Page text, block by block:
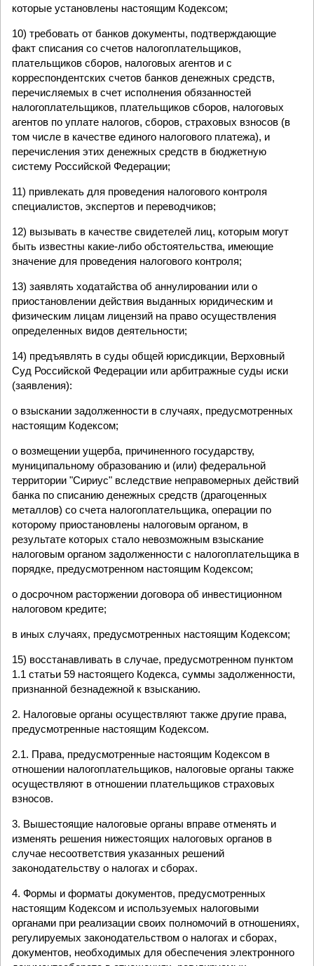
которые установлены настоящим Кодексом;
10) требовать от банков документы, подтверждающие
факт списания со счетов налогоплательщиков,
плательщиков сборов, налоговых агентов и с
корреспондентских счетов банков денежных средств,
перечисляемых в счет исполнения обязанностей
налогоплательщиков, плательщиков сборов, налоговых
агентов по уплате налогов, сборов, страховых взносов (в
том числе в качестве единого налогового платежа), и
перечисления этих денежных средств в бюджетную
систему Российской Федерации;
11) привлекать для проведения налогового контроля
специалистов, экспертов и переводчиков;
12) вызывать в качестве свидетелей лиц, которым могут
быть известны какие-либо обстоятельства, имеющие
значение для проведения налогового контроля;
13) заявлять ходатайства об аннулировании или о
приостановлении действия выданных юридическим и
физическим лицам лицензий на право осуществления
определенных видов деятельности;
14) предъявлять в суды общей юрисдикции, Верховный
Суд Российской Федерации или арбитражные суды иски
(заявления):
о взыскании задолженности в случаях, предусмотренных
настоящим Кодексом;
о возмещении ущерба, причиненного государству,
муниципальному образованию и (или) федеральной
территории "Сириус" вследствие неправомерных действий
банка по списанию денежных средств (драгоценных
металлов) со счета налогоплательщика, операции по
которому приостановлены налоговым органом, в
результате которых стало невозможным взыскание
налоговым органом задолженности с налогоплательщика в
порядке, предусмотренном настоящим Кодексом;
о досрочном расторжении договора об инвестиционном
налоговом кредите;
в иных случаях, предусмотренных настоящим Кодексом;
15) восстанавливать в случае, предусмотренном пунктом
1.1 статьи 59 настоящего Кодекса, суммы задолженности,
признанной безнадежной к взысканию.
2. Налоговые органы осуществляют также другие права,
предусмотренные настоящим Кодексом.
2.1. Права, предусмотренные настоящим Кодексом в
отношении налогоплательщиков, налоговые органы также
осуществляют в отношении плательщиков страховых
взносов.
3. Вышестоящие налоговые органы вправе отменять и
изменять решения нижестоящих налоговых органов в
случае несоответствия указанных решений
законодательству о налогах и сборах.
4. Формы и форматы документов, предусмотренных
настоящим Кодексом и используемых налоговыми
органами при реализации своих полномочий в отношениях,
регулируемых законодательством о налогах и сборах,
документов, необходимых для обеспечения электронного